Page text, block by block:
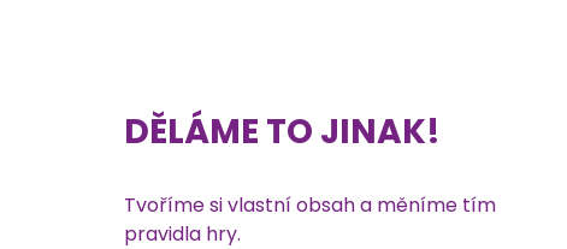
DĚLÁME TO JINAK!
Tvoříme si vlastní obsah a měníme tím
pravidla hry.